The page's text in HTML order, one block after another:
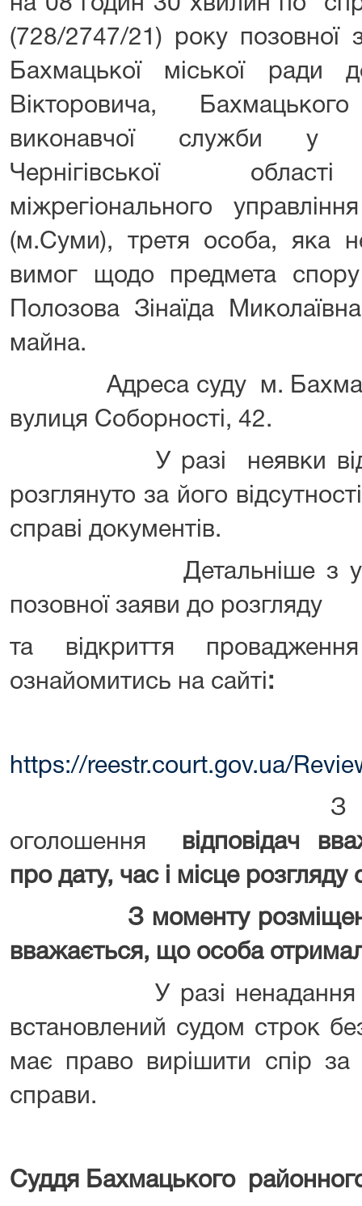
(728/2747/21) року позовної
Бахмацької міської ради
Вікторовича,
виконавчої служби у
Чернігівської області
міжрегіонального
(м.Суми), третя особа, яка
вимог щодо предмета
Полозова Зінаїда
майна.
Адреса суду м. Бахмач
вулиця Соборності, 42.
У разі неявки
розглянуто за його
справі документів.
Детальніше з
позовної заяви до розгляду
та відкриття
ознайомитись на сайті:
https://reestr.court.gov.ua/
З
оголошення відповідач
про дату, час і місце розгляду
З моменту розміщення
вважається, що особа
У разі ненадання
встановлений судом строк
має право вирішити спір за
справи.
Суддя Бахмацького